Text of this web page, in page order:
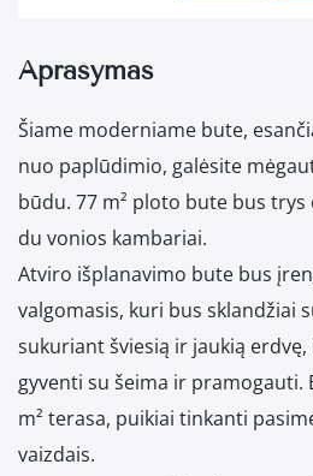
Aprašymas
Šiame moderniame bute,
nuo paplūdimio, galėsite
būdu. 77 m² ploto bute bus
du vonios kambariai.
Atviro išplanavimo bute bus
valgomasis, kuri bus sklandžiai
sukuriant šviesią ir jaukią
gyventi su šeima ir pramogauti.
m² terasa, puikiai tinkanti
vaizdais.